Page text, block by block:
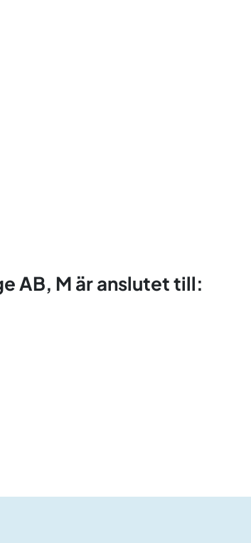
AB, M är anslutet till: